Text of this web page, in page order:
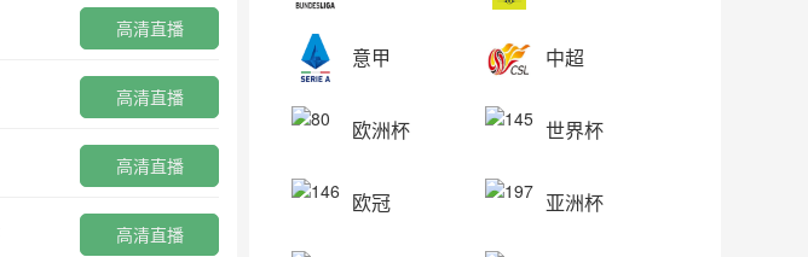
高清直播
高清直播
高清直播
高清直播
意甲 中超
欧洲杯 世界杯
欧冠 亚洲杯